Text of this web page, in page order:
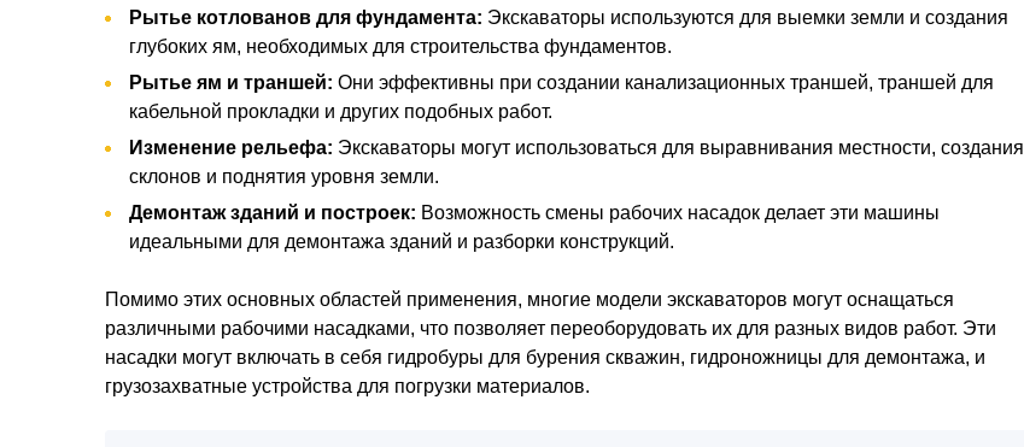
Рытье котлованов для фундамента: Экскаваторы используются для выемки земли и создания
глубоких ям, необходимых для строительства фундаментов.
Рытье ям и траншей: Они эффективны при создании канализационных траншей, траншей для
кабельной прокладки и других подобных работ.
Изменение рельефа: Экскаваторы могут использоваться для выравнивания местности, создания
склонов и поднятия уровня земли.
Демонтаж зданий и построек: Возможность смены рабочих насадок делает эти машины
идеальными для демонтажа зданий и разборки конструкций.
Помимо этих основных областей применения, многие модели экскаваторов могут оснащаться
различными рабочими насадками, что позволяет переоборудовать их для разных видов работ. Эти
насадки могут включать в себя гидробуры для бурения скважин, гидроножницы для демонтажа, и
грузозахватные устройства для погрузки материалов.